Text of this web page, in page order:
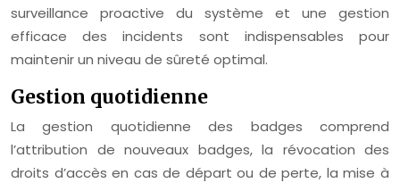
surveillance proactive du système et une gestion
efficace des incidents sont indispensables pour
maintenir un niveau de sûreté optimal.
Gestion quotidienne
La gestion quotidienne des badges comprend
l’attribution de nouveaux badges, la révocation des
droits d’accès en cas de départ ou de perte, la mise à